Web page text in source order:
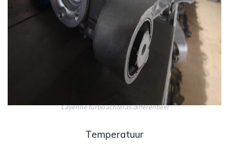
Cayenne turbo achteras differentieel
Temperatuur